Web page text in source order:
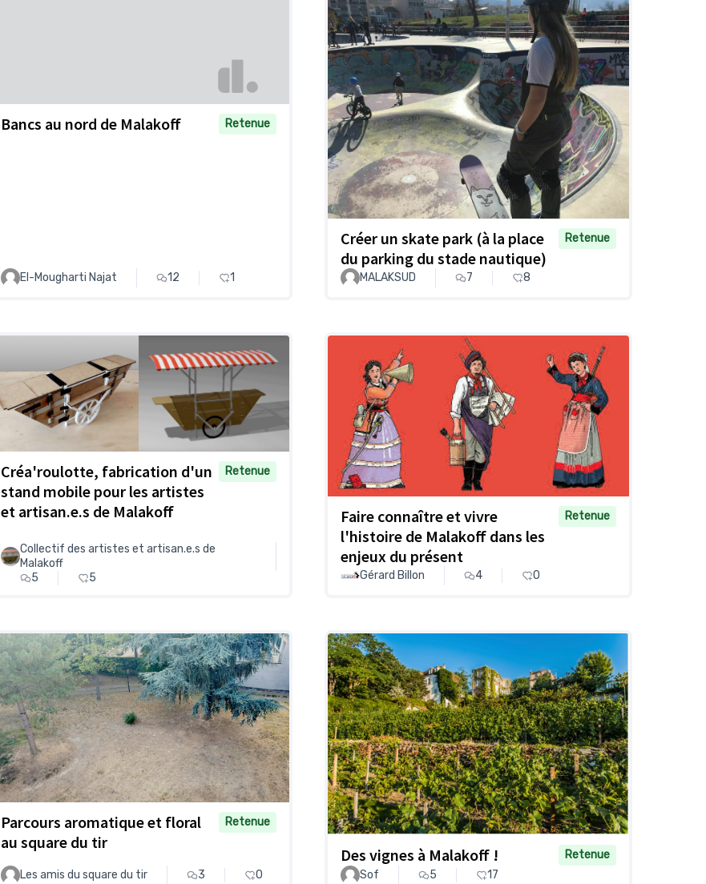
Bancs au nord de Malakoff Retenue
El-Mougharti Najat 12 1
Créer un skate park (à la place
du parking du stade nautique)
Retenue
MALAKSUD 7 8
Créa'roulotte, fabrication d'un
stand mobile pour les artistes
et artisan.e.s de Malakoff
Retenue
Collectif des artistes et artisan.e.s de
Malakoff
5
5
Faire connaître et vivre
l'histoire de Malakoff dans les
enjeux du présent
Retenue
Gérard Billon 4 0
Parcours aromatique et floral
au square du tir
Retenue
Les amis du square du tir 3 0
Des vignes à Malakoff !
Retenue
Sof
5 17